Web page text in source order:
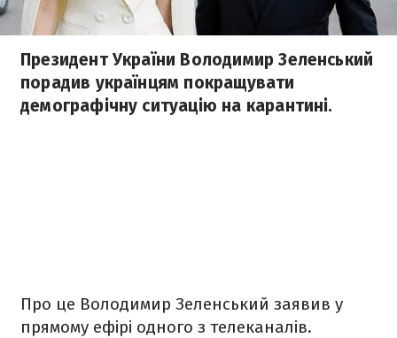
Президент України Володимир Зеленський
порадив українцям покращувати
демографічну ситуацію на карантині.
Про це Володимир Зеленський заявив у
прямому ефірі одного з телеканалів.